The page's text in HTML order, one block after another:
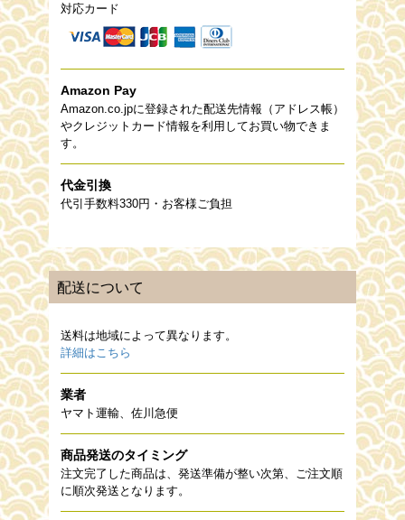
対応カード
Amazon Pay
Amazon.co.jpに登録された配送先情報（アドレス帳）
やクレジットカード情報を利用してお買い物できま
す。
代金引換
代引手数料330円・お客様ご負担
配送について
送料は地域によって異なります。
詳細はこちら
業者
ヤマト運輸、佐川急便
商品発送のタイミング
注文完了した商品は、発送準備が整い次第、ご注文順
に順次発送となります。